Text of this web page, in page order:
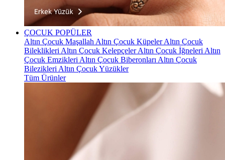
ÇOCUK POPÜLER
Altın Çocuk Maşallah Altın Çocuk KüpelerAltın Çocuk
Bileklikleri Altın Çocuk KelepçelerAltın Çocuk İğneleri Altın
Çocuk Emzikleri Altın Çocuk Biberonları Altın Çocuk
Bilezikleri Altın Çocuk Yüzükler
Tüm Ürünler